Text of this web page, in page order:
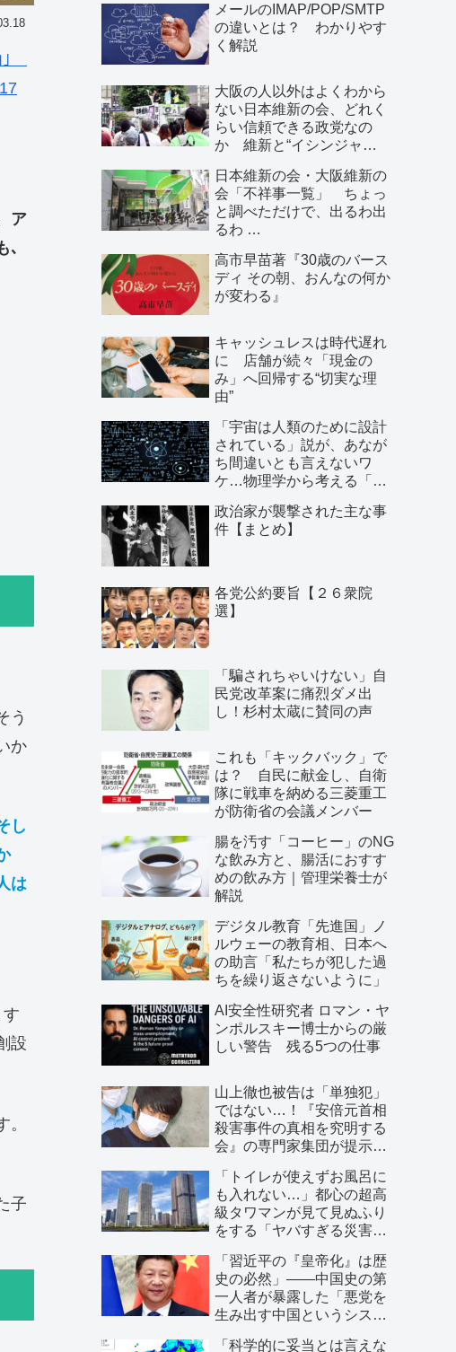
｣
ア
､
う
か
し
は
設
子
メールのIMAP/POP/SMTP
の違いとは？ わかりやす
く解説
大阪の人以外はよくわから
ない日本維新の会、どれく
らい信頼できる政党なの
か 維新と“イシンジャ
る、大阪で起きていること
日本維新の会・大阪維新の
会「不祥事一覧」 ちょっ
と調べただけで、出るわ出
るわ …
高市早苗著『30歳のバース
ディ その朝、おんなの何か
が変わる』
キャッシュレスは時代遅れ
に 店舗が続々「現金の
み」へ回帰する“切実な理
由”
「宇宙は人類のために設計
されている」説が、あなが
ち間違いとも言えないワ
ケ…物理学から考える「こ
政治家が襲撃された主な事
件【まとめ】
各党公約要旨【２６衆院
選】
「騙されちゃいけない」自
民党改革案に痛烈ダメ出
し！杉村太蔵に賛同の声
これも「キックバック」で
は？ 自民に献金し、自衛
隊に戦車を納める三菱重工
が防衛省の会議メンバー
腸を汚す「コーヒー」のNG
な飲み方と、腸活におすす
めの飲み方｜管理栄養士が
解説
デジタル教育「先進国」ノ
ルウェーの教育相、日本へ
の助言「私たちが犯した過
ちを繰り返さないように」
AI安全性研究者 ロマン・ヤ
ンポルスキー博士からの厳
しい警告 残る5つの仕事
山上徹也被告は「単独犯」
ではない…！『安倍元首相
殺害事件の真相を究明する
会』の専門家集団が提示し
「トイレが使えずお風呂に
も入れない…」都心の超高
級タワマンが見て見ぬふり
をする「ヤバすぎる災害リ
「習近平の『皇帝化』は歴
史の必然」――中国史の第
一人者が暴露した「悪党を
生み出す中国というシステ
「科学的に妥当とは言えな